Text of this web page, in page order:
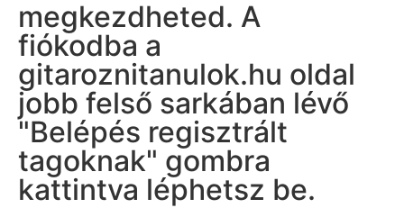
megkezdheted. A
fiókodba a
gitaroznitanulok.hu oldal
jobb felső sarkában lévő
"Belépés regisztrált
tagoknak" gombra
kattintva léphetsz be.